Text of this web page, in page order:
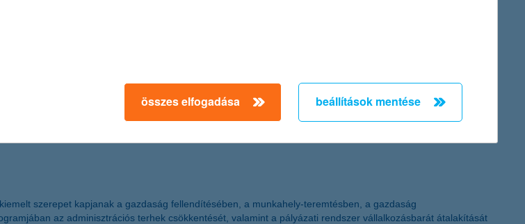
és szokásait a biztosítási termékekkel és az online megoldásokkal kapcsolatban. A „Biztosítási trendek”
meg a legtöbben, viszont utasbiztosításért továbbra is ellátogatnak a biztosítói– és bankfiókokba. Nagy ugrás
szerepet kapjanak a gazdaság fellendítésében, a munkahely-teremtésben, a gazdaság
az adminisztrációs terhek csökkentését, valamint a pályázati rendszer vállalkozásbarát átalakítását
összes elfogadása beállítások mentése